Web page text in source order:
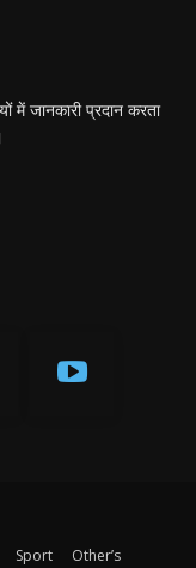
में जानकारी प्रदान करता
Sport Other’s